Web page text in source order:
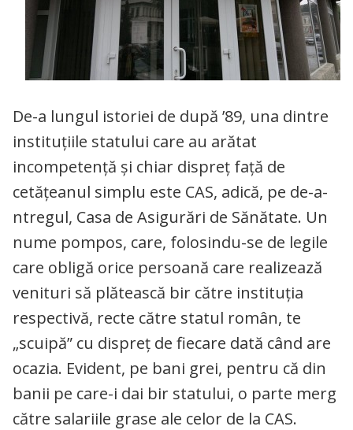
De-a lungul istoriei de după ’89, una dintre
instituțiile statului care au arătat
incompetență și chiar dispreț față de
cetățeanul simplu este CAS, adică, pe de-a-
ntregul, Casa de Asigurări de Sănătate. Un
nume pompos, care, folosindu-se de legile
care obligă orice persoană care realizează
venituri să plătească bir către instituția
respectivă, recte către statul român, te
„scuipă” cu dispreț de fiecare dată când are
ocazia. Evident, pe bani grei, pentru că din
banii pe care-i dai bir statului, o parte merg
către salariile grase ale celor de la CAS.